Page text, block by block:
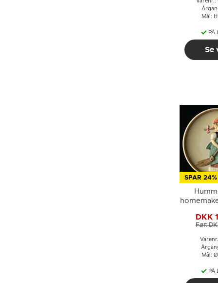
Varenr.:
Mål:
PÅ
Se
SPAR 24%
DKK
Før:
Mål:
PÅ